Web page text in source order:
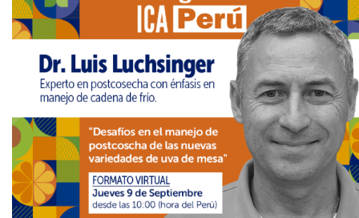
principales
retos
manejo
postcosecha
la
uva
de
mesa